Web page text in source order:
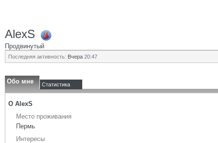
AlexS
Продвинутый
Последняя активность: Вчера 20:47
Обо мне Статистика
О AlexS
Место проживания
Пермь
Интересы